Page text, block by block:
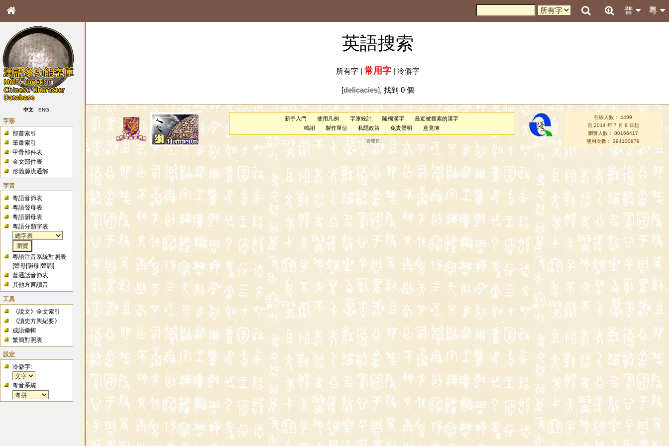
粵
普
中文 ENG
字形
部首索引
筆畫索引
甲骨部件表
金文部件表
形義源流通解
字音
粵語音節表
粵語聲母表
粵語韻母表
粵語分類字表:
粵語注音系統對照表
[聲母 |韻母 |聲調]
普通話音節表
其他方言讀音
工具
《說文》全文索引
《讀史方輿紀要》
成語彙輯
繁簡對照表
設定
冷僻字:
粵音系統:
英語搜索
所有字| 常用字| 冷僻字
[delicacies], 找到 0 個
新手入門 使用凡例 字庫統計 隨機漢字
最近被搜索的漢字
鳴謝
製作單位 私隱政策 免責聲明 意見簿
（管理員 ）
在線人數： 4499
自 2014 年 7 月 8 日起
瀏覽人數： 80166417
使用次數： 294100979